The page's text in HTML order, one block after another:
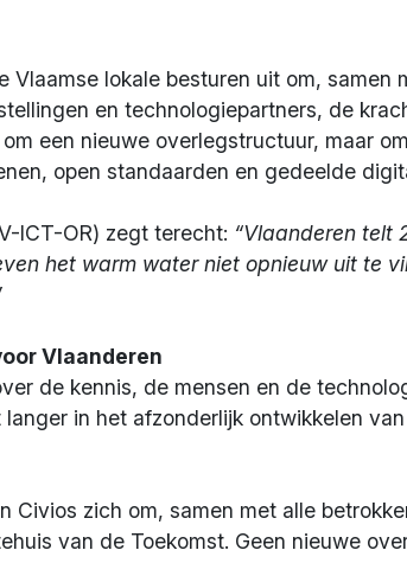
Vlaamse lokale besturen uit om,
en technologiepartners, de
een nieuwe overlegstructuur, maar
open standaarden en gedeelde
ICT-OR) zegt terecht: “Vlaanderen telt
het warm water niet opnieuw uit te
Vlaanderen
de kennis, de mensen en de
in het afzonderlijk ontwikkelen
Civios zich om, samen met alle
van de Toekomst. Geen nieuwe